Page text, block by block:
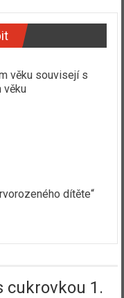
věku souvisejí s
věku
dítěte“
cukrovkou 1.